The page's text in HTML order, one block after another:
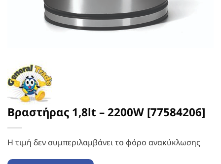
Βραστήρας 1,8lt – 2200W [77584206]
Η τιμή δεν συμπεριλαμβάνει το φόρο ανακύκλωσης